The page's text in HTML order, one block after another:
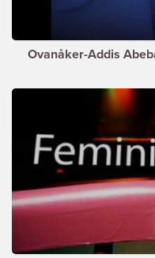
Ovanåker-Addis